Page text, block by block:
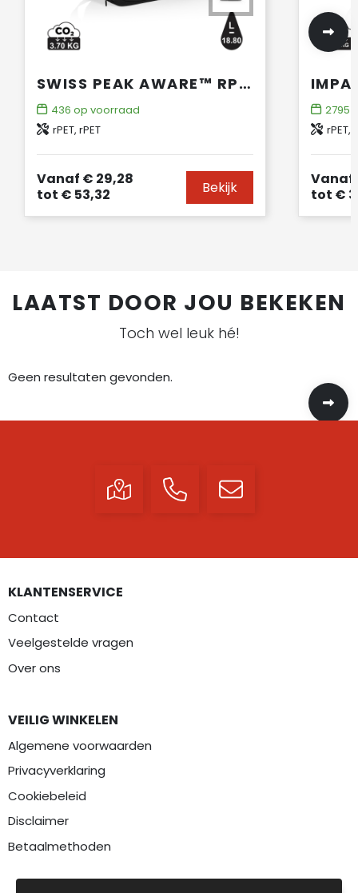
SWISS PEAK AWARE™ RPET SPORTTAS
436 op voorraad
rPET, rPET
Vanaf € 29,28
tot € 53,32 Bekijk
2795
rPET,
Vanaf
tot €
LAATST DOOR JOU BEKEKEN
Toch wel leuk hé!
Geen resultaten gevonden.
KLANTENSERVICE
Contact
Veelgestelde vragen
Over ons
VEILIG WINKELEN
Algemene voorwaarden
Privacyverklaring
Cookiebeleid
Disclaimer
Betaalmethoden